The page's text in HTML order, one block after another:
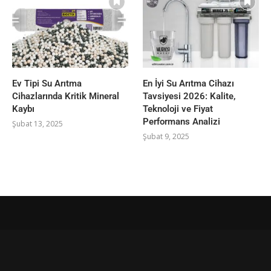
Ev Tipi Su Arıtma
Cihazlarında Kritik Mineral
Kaybı
Şubat 13, 2025
En İyi Su Arıtma Cihazı
Tavsiyesi 2026: Kalite,
Teknoloji ve Fiyat
Performans Analizi
Şubat 9, 2025